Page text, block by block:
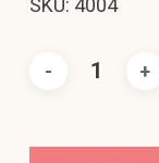
SKU: 4004